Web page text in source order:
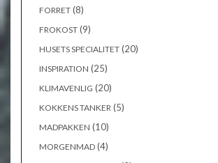
FORRET (8)
FROKOST (9)
HUSETS SPECIALITET (20)
INSPIRATION (25)
KLIMAVENLIG (20)
KOKKENS TANKER (5)
MADPAKKEN (10)
MORGENMAD (4)